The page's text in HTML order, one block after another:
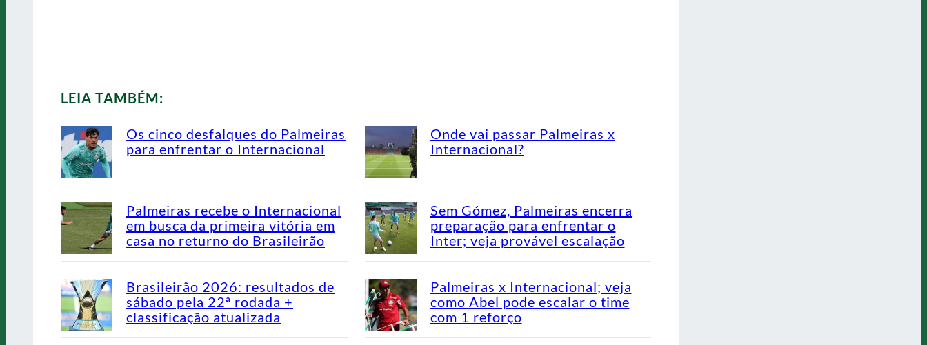
LEIA TAMBÉM:
Os cinco desfalques do Palmeiras
para enfrentar o Internacional
Onde vai passar Palmeiras x
Internacional?
Palmeiras recebe o Internacional
em busca da primeira vitória em
casa no returno do Brasileirão
Sem Gómez, Palmeiras encerra
preparação para enfrentar o
Inter; veja provável escalação
Brasileirão 2026: resultados de
sábado pela 22ª rodada +
classificação atualizada
Palmeiras x Internacional; veja
como Abel pode escalar o time
com 1 reforço